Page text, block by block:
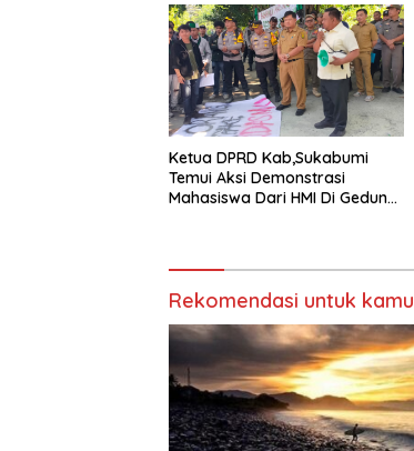
Ketua DPRD Kab,Sukabumi
Temui Aksi Demonstrasi
Mahasiswa Dari HMI Di Gedung
Rekomendasi untuk kamu